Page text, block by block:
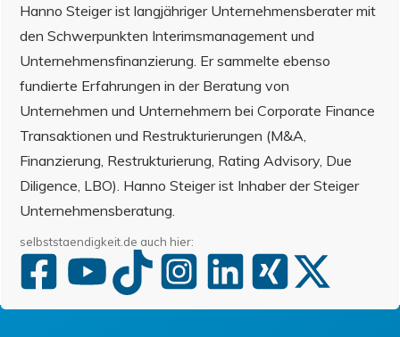
Hanno Steiger ist langjähriger Unternehmensberater mit
den Schwerpunkten Interimsmanagement und
Unternehmensfinanzierung. Er sammelte ebenso
fundierte Erfahrungen in der Beratung von
Unternehmen und Unternehmern bei Corporate Finance
Transaktionen und Restrukturierungen (M&A,
Finanzierung, Restrukturierung, Rating Advisory, Due
Diligence, LBO). Hanno Steiger ist Inhaber der Steiger
Unternehmensberatung.
selbststaendigkeit.de auch hier: